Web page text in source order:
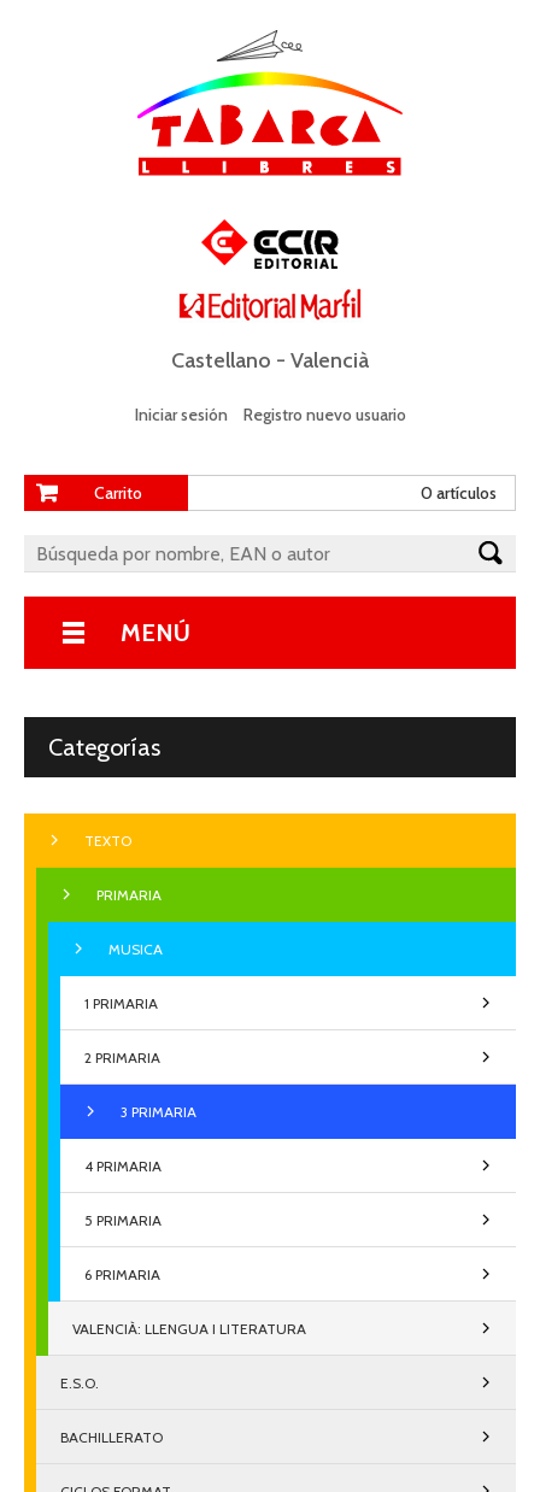
Castellano - Valencià
Iniciar sesión Registro nuevo usuario
Carrito 0 artículos
MENÚ
Categorías
TEXTO
PRIMARIA
MUSICA
1 PRIMARIA
2 PRIMARIA
3 PRIMARIA
4 PRIMARIA
5 PRIMARIA
6 PRIMARIA
VALENCIÀ: LLENGUA I LITERATURA
E.S.O.
BACHILLERATO